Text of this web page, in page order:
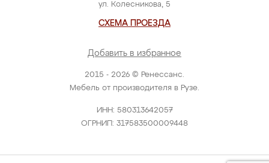
2015 - 2026 © Ренессанс.
Мебель от производителя в Рузе.
ИНН: 580313642057
ОГРНИП: 317583500009448
ул. Колесникова, 5
СХЕМА ПРОЕЗДА
Добавить в избранное